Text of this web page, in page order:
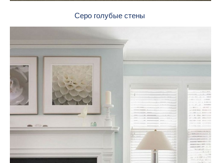
Серо голубые стены